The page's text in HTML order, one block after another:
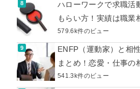
ハローワークで求職活
もらい方！実績は職業
579.6k件のビュー
ENFP（運動家）と相
まとめ！恋愛・仕事の
541.3k件のビュー